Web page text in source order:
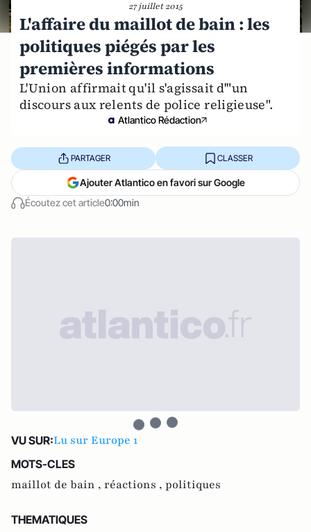
27 juillet 2015
L'affaire du maillot de bain : les
politiques piégés par les
premières informations
L'Union affirmait qu'il s'agissait d'"un
discours aux relents de police religieuse".
Atlantico Rédaction
Écoutez cet article0:00min
PARTAGER CLASSER
Ajouter Atlantico en favori sur Google
VU SUR:Lu sur Europe 1
MOTS-CLES
maillot de bain , réactions , politiques
THEMATIQUES